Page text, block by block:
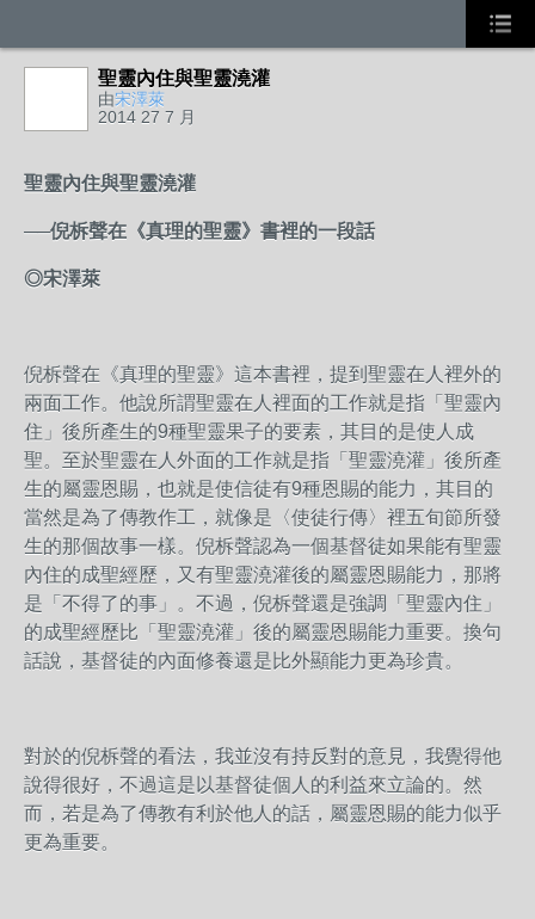
聖靈內住與聖靈澆灌
由宋澤萊
2014 27 7 月
聖靈內住與聖靈澆灌
──倪柝聲在 《真理的聖靈》書裡的一段話
◎宋澤萊
倪柝聲在《真理的聖靈》這本書裡，提到聖靈在人裡外的
兩面工作。他說所謂聖靈在人裡面的工作就是指「聖靈內
住」後所產生的9種聖靈果子的要素，其目的是使人成
聖。至於聖靈在人外面的工作就是指「聖靈澆灌」後所產
生的屬靈恩賜，也就是使信徒有9種恩賜的能力，其目的
當然是為了傳教作工，就像是〈使徒行傳〉裡五旬節所發
生的那個故事一樣。倪柝聲認為一個基督徒如果能有聖靈
內住的成聖經歷，又有聖靈澆灌後的屬靈恩賜能力，那將
是「不得了的事」。不過，倪柝聲還是強調「聖靈內住」
的成聖經歷比「聖靈澆灌」後的屬靈恩賜能力重要。換句
話說，基督徒的內面修養還是比外顯能力更為珍貴。
對於的倪柝聲的看法，我並沒有持反對的意見，我覺得他
說得很好，不過這是以基督徒個人的利益來立論的。然
而，若是為了傳教有利於他人的話，屬靈恩賜的能力似乎
更為重要。